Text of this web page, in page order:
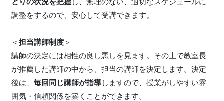
とりの状況を把握し、無理のない、適切なスケジュールに
調整をするので、安心して受講できます。
＜担当講師制度＞
講師の決定には相性の良し悪しを見ます。その上で教室長
が推薦した講師の中から、担当の講師を決定します。決定
後は、 毎回同じ講師が指導しますので、授業がしやすい雰
囲気・信頼関係を築くことができます。